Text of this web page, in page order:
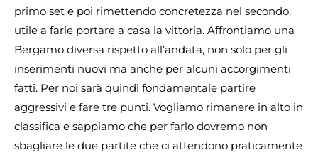
primo set e poi rimettendo concretezza nel secondo,
utile a farle portare a casa la vittoria. Affrontiamo una
Bergamo diversa rispetto all’andata, non solo per gli
inserimenti nuovi ma anche per alcuni accorgimenti
fatti. Per noi sarà quindi fondamentale partire
aggressivi e fare tre punti. Vogliamo rimanere in alto in
classifica e sappiamo che per farlo dovremo non
sbagliare le due partite che ci attendono praticamente